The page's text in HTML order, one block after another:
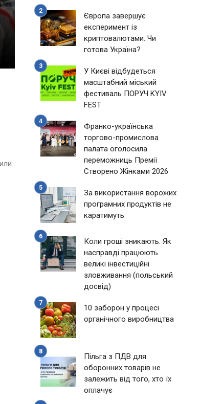
Європа завершує
експеримент із
криптовалютами. Чи
готова Україна?
У Києві відбудеться
масштабний міський
фестиваль ПОРУЧ KYIV
FEST
Франко-українська
торгово-промислова
палата оголосила
переможниць Премії
Створено Жінками 2026
За використання ворожих
програмних продуктів не
каратимуть
Коли гроші зникають. Як
насправді працюють
великі інвестиційні
зловживання (польський
досвід)
10 заборон у процесі
органічного виробництва
Пільга з ПДВ для
оборонних товарів не
залежить від того, хто їх
оплачує